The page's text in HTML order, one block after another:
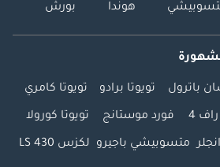
هوندا بورش
باترول تويوتا برادو تويوتا كامري
راف 4 فورد موستانج تويوتا كورولا
متسوبيشي باجيرو لكزس LS 430